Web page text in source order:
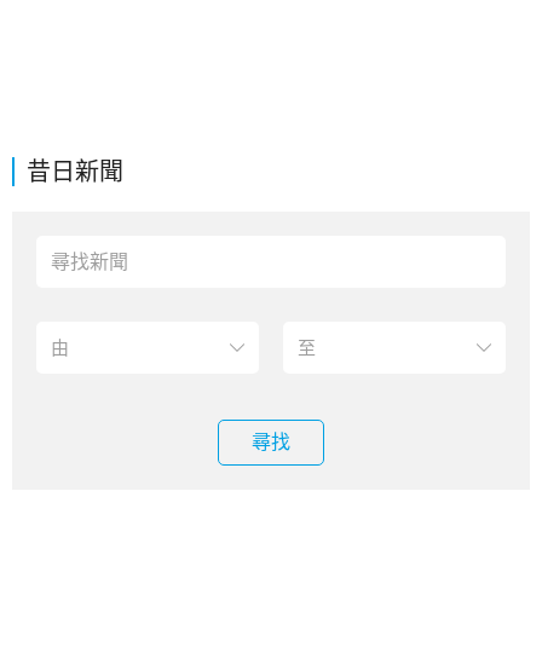
昔日新聞
尋找